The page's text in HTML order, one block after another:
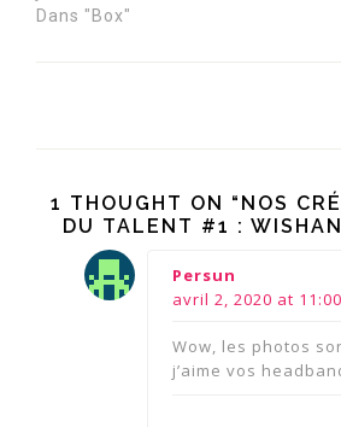
Dans "Box"
1 THOUGHT ON “NOS
DU TALENT #1 :
Persun
avril 2, 2020 at 11:00
Wow, les photos
j’aime vos